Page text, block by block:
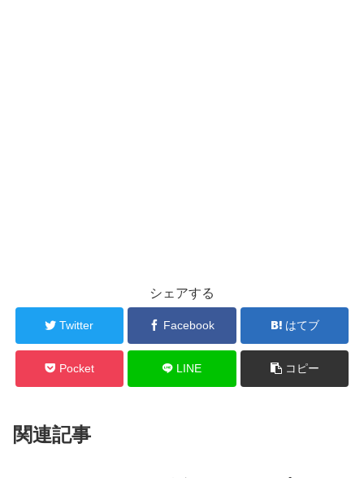
シェアする
Twitter Facebook はてブ
Pocket LINE コピー
関連記事